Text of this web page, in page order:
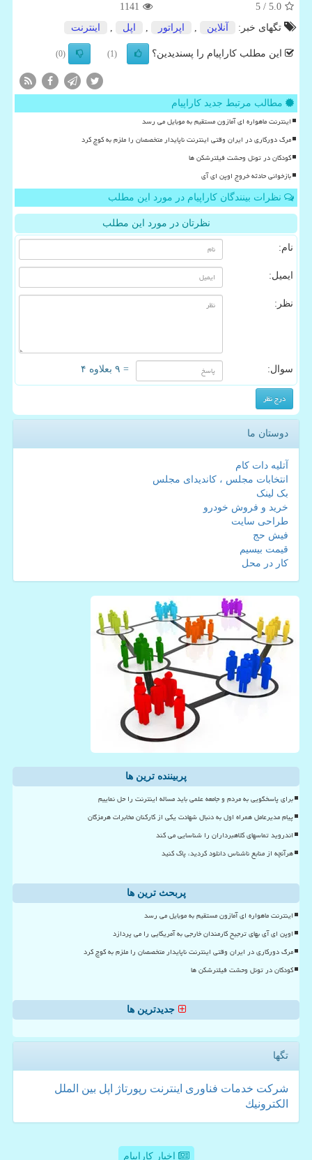
5.0
/ 5
1141
تگهای خبر:
آنلاین اپراتور اپل اینترنت
این مطلب کاراپیام را پسندیدین؟ (1)
(0)
مطالب مرتبط جدید کاراپیام
اینترنت ماهواره ای آمازون مستقیم به موبایل می رسد
مرگ دورکاری در ایران وقتی اینترنت ناپایدار متخصصان را ملزم به کوچ کرد
کودکان در تونل وحشت فیلترشکن ها
بازخوانی حادثه خروج اوپن ای آی
نظرات بینندگان کاراپیام در مورد این مطلب
نظرتان در مورد این مطلب
نام:
ایمیل:
نظر:
سوال: = ۹ بعلاوه ۴
دوستان ما
آتلیه دات کام
انتخابات مجلس ، کاندیدای مجلس
بک لینک
خرید و فروش خودرو
طراحی سایت
فیش حج
قیمت بیسیم
کار در محل
پربیننده ترین ها
برای پاسخگویی به مردم و جامعه علمی باید مساله اینترنت را حل نماییم
پیام مدیرعامل همراه اول به دنبال شهادت یکی از کارکنان مخابرات هرمزگان
اندروید تماسهای کلاهبرداران را شناسایی می کند
هرآنچه از منابع ناشناس دانلود کردید، پاک کنید
پربحث ترین ها
اینترنت ماهواره ای آمازون مستقیم به موبایل می رسد
اوپن ای آی بهای ترجیح کارمندان خارجی به آمریکایی را می پردازد
مرگ دورکاری در ایران وقتی اینترنت ناپایدار متخصصان را ملزم به کوچ کرد
کودکان در تونل وحشت فیلترشکن ها
جدیدترین ها
تگها
شركت خدمات فناوری اینترنت رپورتاژ اپل بین الملل
الكترونیك
اخبار کاراپیام